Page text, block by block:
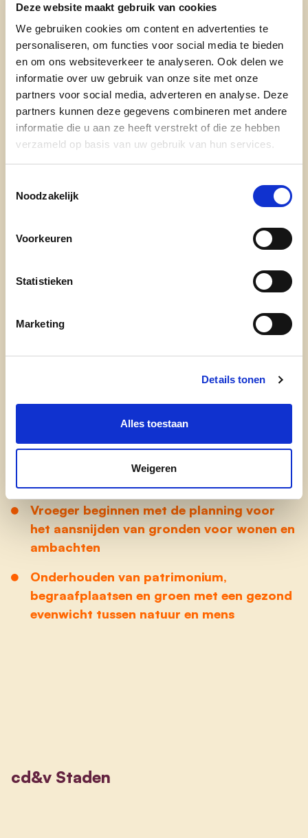
Deze website maakt gebruik van cookies
We gebruiken cookies om content en advertenties te
personaliseren, om functies voor social media te bieden
en om ons websiteverkeer te analyseren. Ook delen we
informatie over uw gebruik van onze site met onze
partners voor social media, adverteren en analyse. Deze
partners kunnen deze gegevens combineren met andere
informatie die u aan ze heeft verstrekt of die ze hebben
verzameld op basis van uw gebruik van hun services.
Noodzakelijk
Voorkeuren
Statistieken
Marketing
Details tonen
Alles toestaan
Weigeren
en hetondersteunen van lokale boeren
ook om het karakter van het platteland te
waarborgen.
Verder moet erbewustwordinggecreëerd
worden bij bewoners en nieuwe inwoners door
het belang van het landelijke karakter te
benadrukken in lokale communicatie en
aan het behoud van de identiteit van de
Hoogbouw beperken en landelijke zichten
veranderingen in de structuurplannen
Begraafplaatsen beter en netter
Vroeger beginnen met de planning voor
het aansnijden van gronden voor wonen en
ambachten
Onderhouden van patrimonium,
begraafplaatsen en groen met een gezond
evenwicht tussen natuur en mens
cd&v Staden